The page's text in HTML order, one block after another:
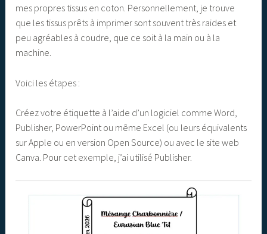
mes propres tissus en coton. Personnellement, je trouve
que les tissus prêts à imprimer sont souvent très raides et
peu agréables à coudre, que ce soit à la main ou à la
machine.
Voici les étapes :
Créez votre étiquette à l’aide d’un logiciel comme Word,
Publisher, PowerPoint ou même Excel (ou leurs équivalents
sur Apple ou en version Open Source) ou avec le site web
Canva. Pour cet exemple, j’ai utilisé Publisher.